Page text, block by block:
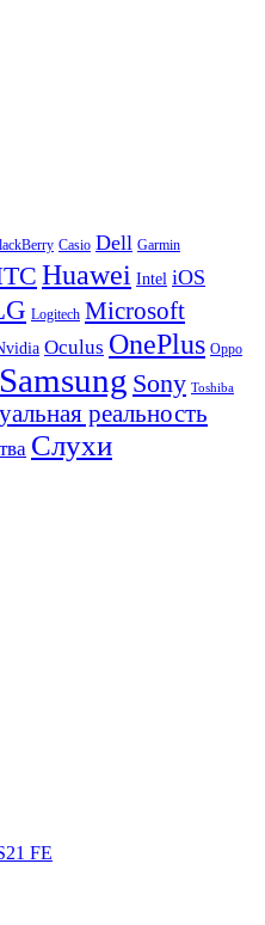
Casio Dell Garmin
Huawei Intel iOS
Logitech Microsoft
Oculus OnePlus Oppo
Samsung Sony Toshiba
реальность
Слухи